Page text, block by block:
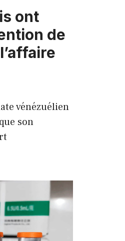
ont
de
vénézuélien
son